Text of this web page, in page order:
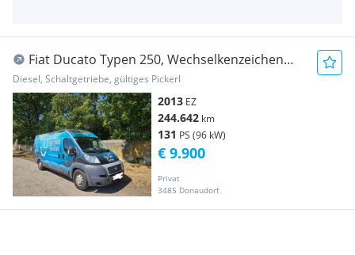
Fiat Ducato Typen 250, Wechselkenzeichen
mit PKW möglich Transporter / Kastenwagen
Diesel, Schaltgetriebe, gültiges Pickerl
2013 EZ
244.642 km
131 PS (96 kW)
Privat
3485 Donaudorf
€ 9.900